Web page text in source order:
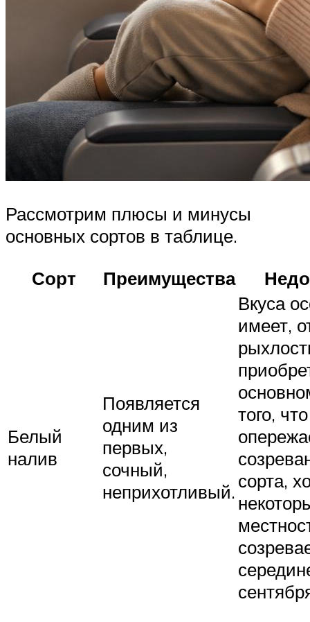
Рассмотрим плюсы и минусы
основных сортов в таблице.
Сорт
Преимущества
Белый
налив
Появляется
одним из
первых,
сочный,
неприхотливый.
Вкуса
имеет,
того, что
сорта,